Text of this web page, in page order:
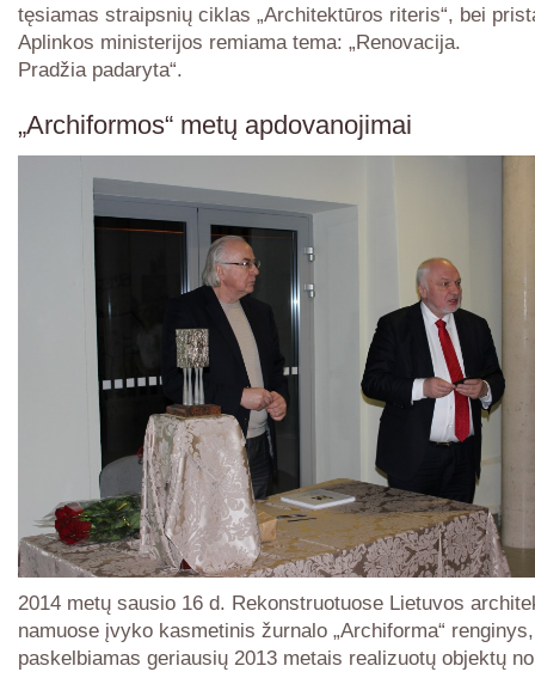
tęsiamas straipsnių ciklas „Architektūros riteris“, bei
Aplinkos ministerijos remiama tema: „Renovacija.
Pradžia padaryta“.
„Archiformos“ metų apdovanojimai
2014 metų sausio 16 d. Rekonstruotuose Lietuvos
namuose įvyko kasmetinis žurnalo „Archiforma“
paskelbiamas geriausių 2013 metais realizuotų objektų